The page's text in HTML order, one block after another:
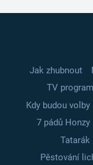
Jak zhubnout
TV program
Kdy budou volby
7 pádů Honzy
Tatarák
Pěstování